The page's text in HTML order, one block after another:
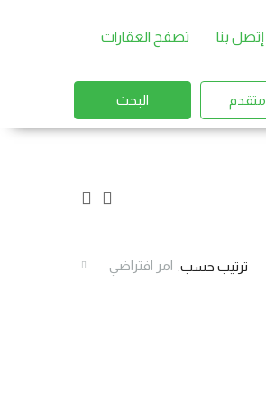
إتصل بنا تصفح العقارات
متقدم البحث
ترتيب حسب: امر افتراضي